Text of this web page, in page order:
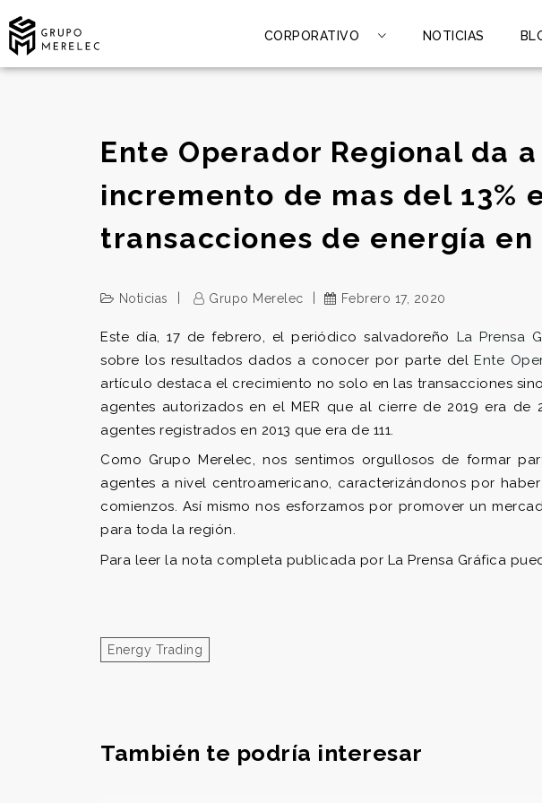
CORPORATIVO NOTICIAS
Ente Operador Regional da
incremento de mas del 13%
transacciones de energía en
Noticias Grupo Merelec Febrero 17, 2020
Este día, 17 de febrero, el periódico salvadoreño La Prensa
sobre los resultados dados a conocer por parte delEnte
artículo destaca el crecimiento no solo en las transacciones
agentes autorizados en el MER que al cierre de 2019 era
agentes registrados en 2013 que era de 111.
Como Grupo Merelec, nos sentimos orgullosos de formar
agentes a nivel centroamericano, caracterizándonos por
comienzos. Así mismo nos esforzamos por promover un
para toda la región.
Para leer la nota completa publicada por La Prensa Gráfica
Energy Trading
También te podría interesar